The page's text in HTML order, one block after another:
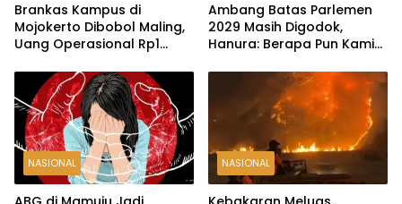
Brankas Kampus di
Mojokerto Dibobol Maling,
Uang Operasional Rp1
Ambang Batas Parlemen
2029 Masih Digodok,
Hanura: Berapa Pun Kami
NASIONAL NASIONAL